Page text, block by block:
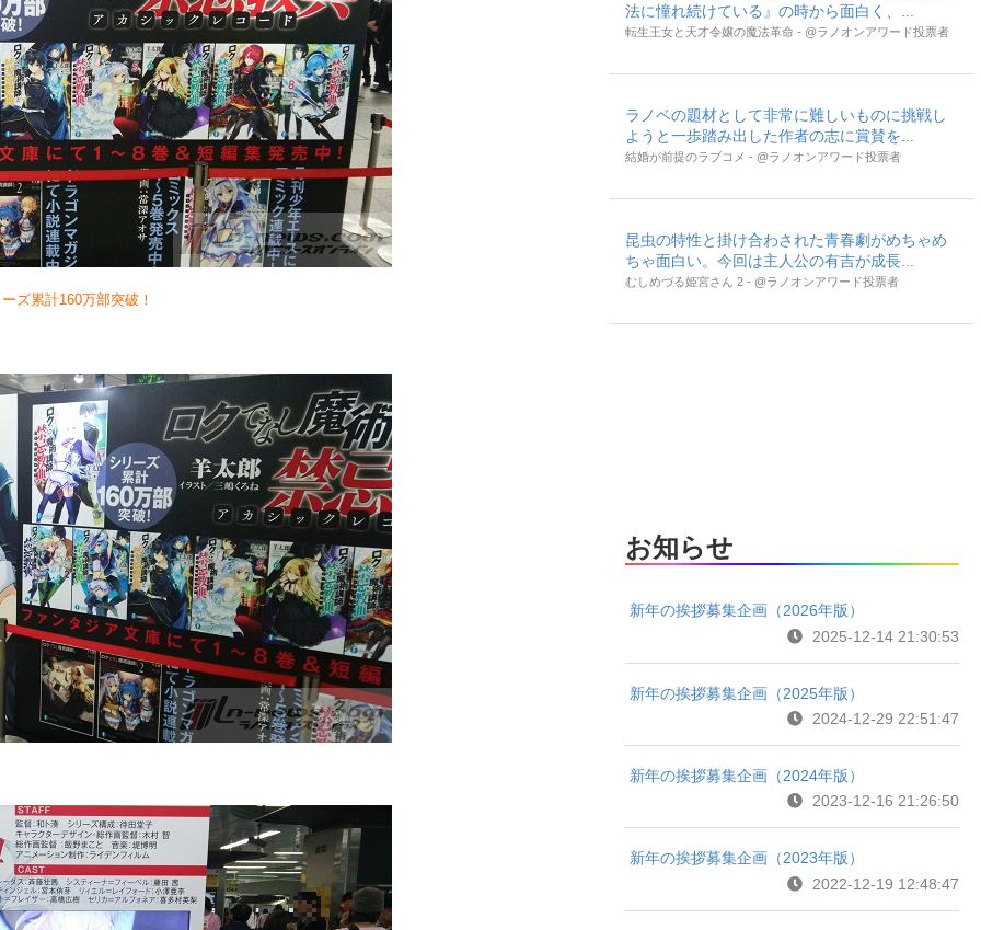
ズ累計160万部突破！
法に憧れ続けている』の時から面白く、...
転生王女と天才令嬢の魔法革命 - @ラノオンアワード投票者
ラノベの題材として非常に難しいものに挑戦し
ようと一歩踏み出した作者の志に賞賛を...
結婚が前提のラブコメ - @ラノオンアワード投票者
昆虫の特性と掛け合わされた青春劇がめちゃめ
ちゃ面白い。今回は主人公の有吉が成長...
むしめづる姫宮さん 2 - @ラノオンアワード投票者
お知らせ
新年の挨拶募集企画（2026年版）
2025-12-14 21:30:53
新年の挨拶募集企画（2025年版）
2024-12-29 22:51:47
新年の挨拶募集企画（2024年版）
2023-12-16 21:26:50
新年の挨拶募集企画（2023年版）
2022-12-19 12:48:47